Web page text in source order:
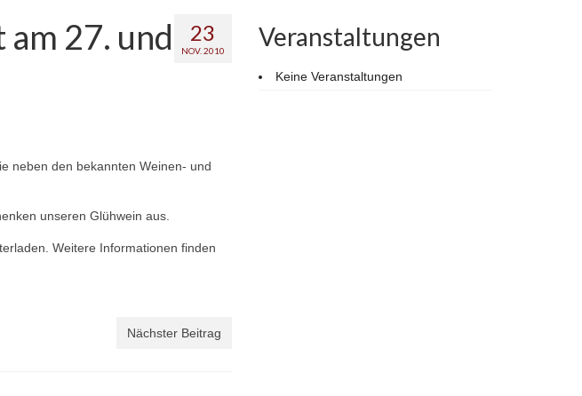
23
NOV. 2010
27. und
neben den bekannten Weinen- und
unseren Glühwein aus.
Weitere Informationen finden
Nächster Beitrag
Veranstaltungen
Keine Veranstaltungen